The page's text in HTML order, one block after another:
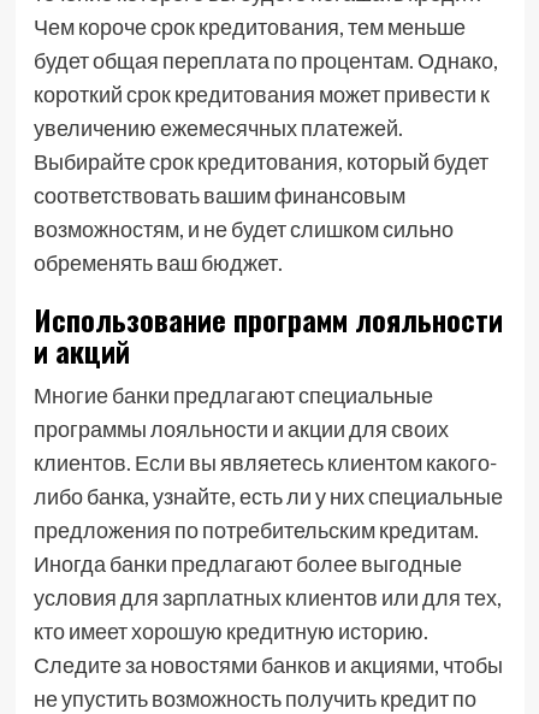
Чем короче срок кредитования, тем меньше
будет общая переплата по процентам. Однако,
короткий срок кредитования может привести к
увеличению ежемесячных платежей.
Выбирайте срок кредитования, который будет
соответствовать вашим финансовым
возможностям, и не будет слишком сильно
обременять ваш бюджет.
Использование программ лояльности
и акций
Многие банки предлагают специальные
программы лояльности и акции для своих
клиентов. Если вы являетесь клиентом какого-
либо банка, узнайте, есть ли у них специальные
предложения по потребительским кредитам.
Иногда банки предлагают более выгодные
условия для зарплатных клиентов или для тех,
кто имеет хорошую кредитную историю.
Следите за новостями банков и акциями, чтобы
не упустить возможность получить кредит по